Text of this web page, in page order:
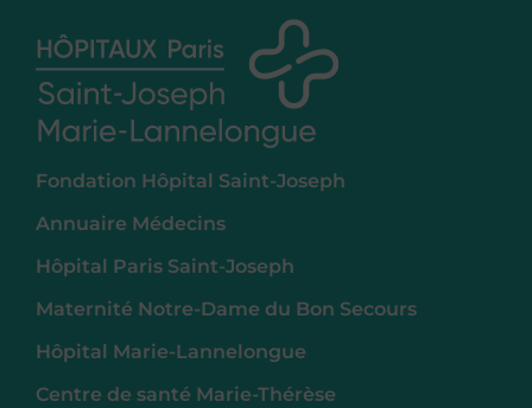
Fondation Hôpital Saint-Joseph
Annuaire Médecins
Hôpital Paris Saint-Joseph
Maternité Notre-Dame du Bon Secours
Hôpital Marie-Lannelongue
Centre de santé Marie-Thérèse